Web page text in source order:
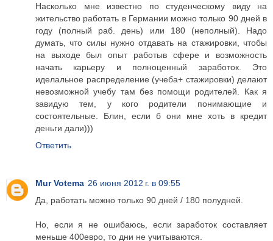
Насколько мне известно по студенческому виду на
жительство работать в Германии можно только 90 дней в
году (полный раб. день) или 180 (неполный). Надо
думать, что силы нужно отдавать на стажировки, чтобы
на выходе был опыт работыв сфере и возможность
начать карьеру и полноценный заработок. Это
иделальное распределение (учеба+ стажировки) делают
невозможной учебу там без помощи родителей. Как я
завидую тем, у кого родители понимающие и
состоятельные. Блин, если б они мне хоть в кредит
деньги дали)))
Ответить
Mur Votema 26 июня 2012 г. в 09:55
Да, работать можно только 90 дней / 180 полудней.
Но, если я не ошибаюсь, если заработок составляет
меньше 400евро, то дни не учитываются.